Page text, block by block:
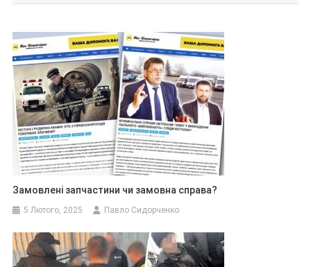
Замовлені запчастини чи замовна справа?
5 Лютого, 2025 Павло Сидорченко